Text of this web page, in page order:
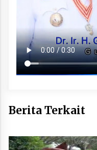
Berita Terkait